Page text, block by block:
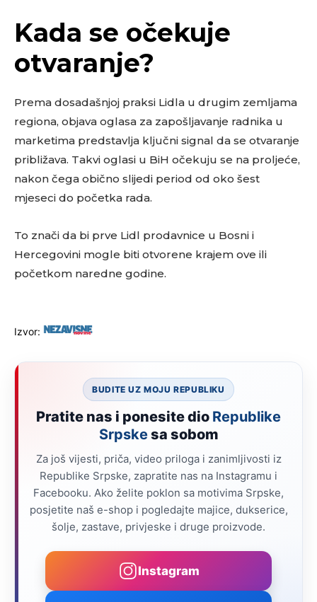
Kada se očekuje
otvaranje?
Prema dosadašnjoj praksi Lidla u drugim zemljama
regiona, objava oglasa za zapošljavanje radnika u
marketima predstavlja ključni signal da se otvaranje
približava. Takvi oglasi u BiH očekuju se na proljeće,
nakon čega obično slijedi period od oko šest
mjeseci do početka rada.
To znači da bi prve Lidl prodavnice u Bosni i
Hercegovini mogle biti otvorene krajem ove ili
početkom naredne godine.
Izvor:
BUDITE UZ MOJU REPUBLIKU
Pratite nas i ponesite dio Republike
Srpskesa sobom
Za još vijesti, priča, video priloga i zanimljivosti iz
Republike Srpske, zapratite nas na Instagramu i
Facebooku. Ako želite poklon sa motivima Srpske,
posjetite naš e-shop i pogledajte majice, dukserice,
šolje, zastave, privjeske i druge proizvode.
Instagram